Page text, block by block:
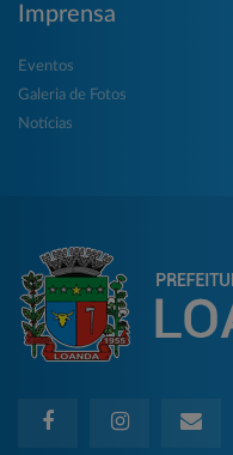
Imprensa
Eventos
Galeria de Fotos
Notícias